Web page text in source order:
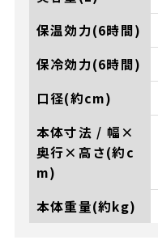
保温効力(6時間)
保冷効力(6時間)
口径(約cm)
本体寸法 / 幅×
奥行×高さ(約c
m)
本体重量(約kg)